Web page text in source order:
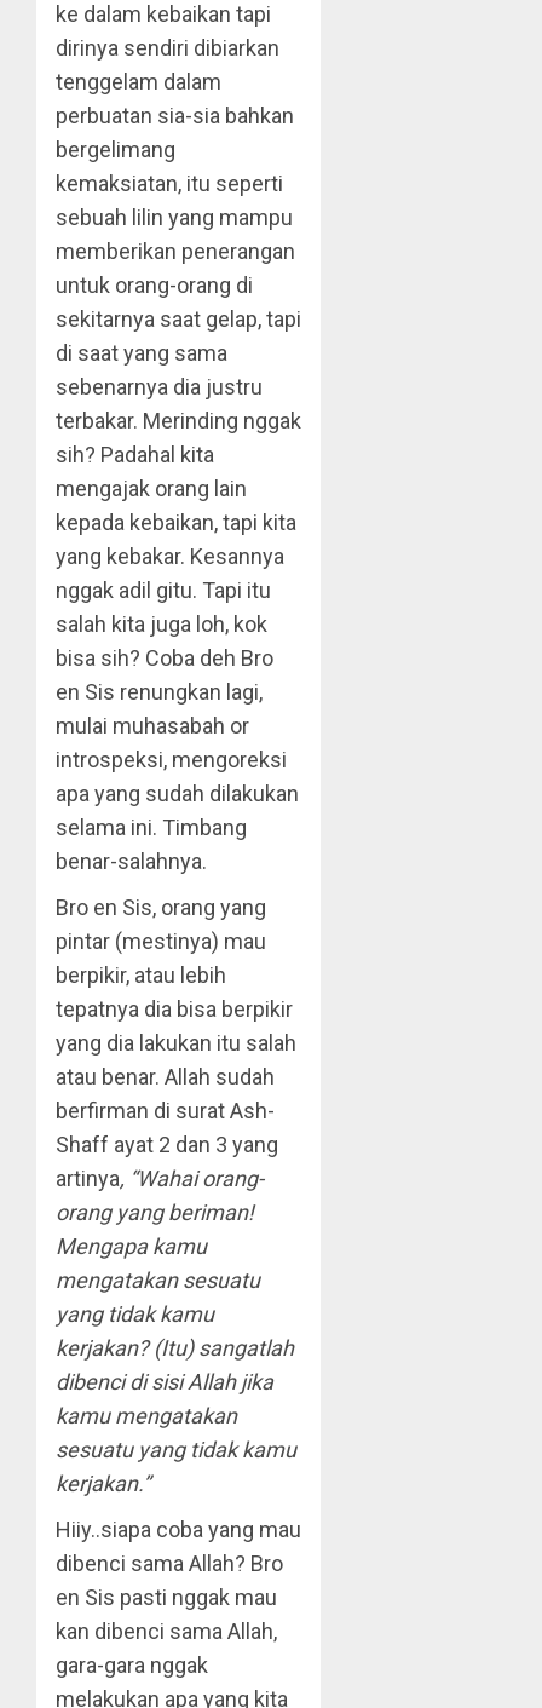
ke dalam kebaikan tapi
dirinya sendiri dibiarkan
tenggelam dalam
perbuatan sia-sia bahkan
bergelimang
kemaksiatan, itu seperti
sebuah lilin yang mampu
memberikan penerangan
untuk orang-orang di
sekitarnya saat gelap, tapi
di saat yang sama
sebenarnya dia justru
terbakar. Merinding nggak
sih? Padahal kita
mengajak orang lain
kepada kebaikan, tapi kita
yang kebakar. Kesannya
nggak adil gitu. Tapi itu
salah kita juga loh, kok
bisa sih? Coba deh Bro
en Sis renungkan lagi,
mulai muhasabah or
introspeksi, mengoreksi
apa yang sudah dilakukan
selama ini. Timbang
benar-salahnya.
Bro en Sis, orang yang
pintar (mestinya) mau
berpikir, atau lebih
tepatnya dia bisa berpikir
yang dia lakukan itu salah
atau benar. Allah sudah
berfirman di surat Ash-
Shaff ayat 2 dan 3 yang
artinya, “Wahai orang-
orang yang beriman!
Mengapa kamu
mengatakan sesuatu
yang tidak kamu
kerjakan? (Itu) sangatlah
dibenci di sisi Allah jika
kamu mengatakan
sesuatu yang tidak kamu
kerjakan.”
Hiiy..siapa coba yang mau
dibenci sama Allah? Bro
en Sis pasti nggak mau
kan dibenci sama Allah,
gara-gara nggak
melakukan apa yang kita